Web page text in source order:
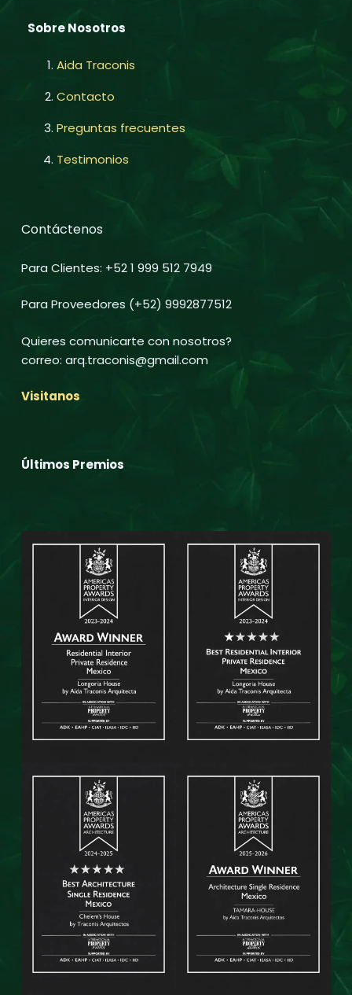
Sobre Nosotros
Aida Traconis
Contacto
Preguntas frecuentes
Testimonios
Contáctenos
Para Clientes: +52 1 999 512 7949
Para Proveedores (+52) 9992877512
Quieres comunicarte con nosotros?
correo: arq.traconis@gmail.com
Visitanos
Últimos Premios